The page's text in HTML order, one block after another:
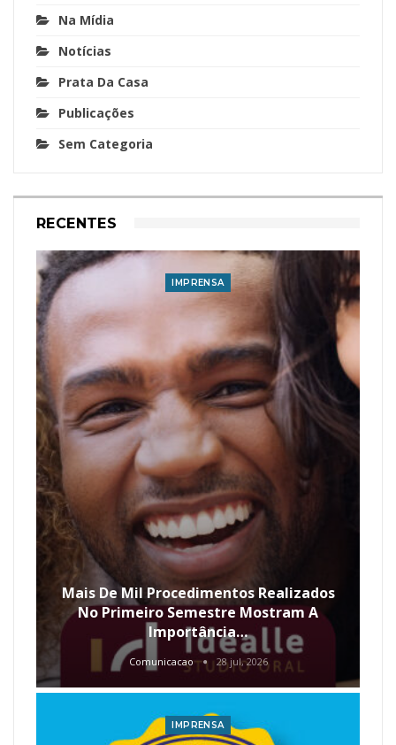
Na Mídia
Notícias
Prata Da Casa
Publicações
Sem Categoria
RECENTES
IMPRENSA
Mais De Mil Procedimentos Realizados
No Primeiro Semestre Mostram A
Importância…
Comunicacao 28 jul, 2026
IMPRENSA